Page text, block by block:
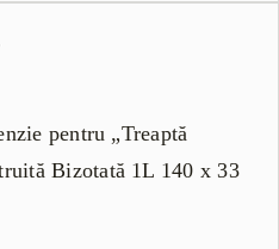
pentru „Treaptă
Bizotată 1L 140 x 33